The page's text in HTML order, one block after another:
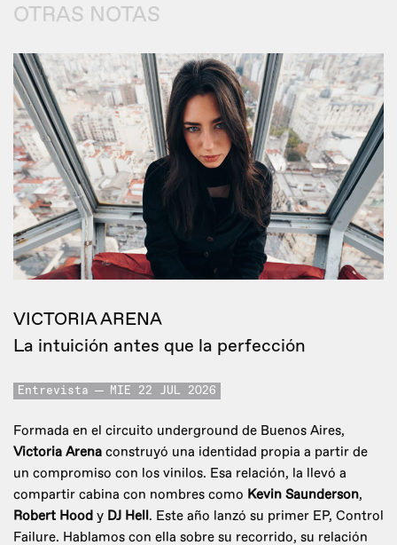
OTRAS NOTAS
VICTORIA ARENA
La intuición antes que la perfección
Entrevista MIE 22 JUL 2026
Formada en el circuito underground de Buenos Aires,
Victoria Arena construyó una identidad propia a partir de
un compromiso con los vinilos. Esa relación, la llevó a
compartir cabina con nombres como Kevin Saunderson,
Robert Hood y DJ Hell. Este año lanzó su primer EP, Control
Failure. Hablamos con ella sobre su recorrido, su relación